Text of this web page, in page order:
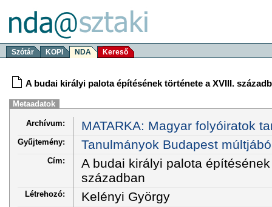
Szótár KOPI NDA Kereső
A budai királyi palota építésének története a XVIII.
Metaadatok
Archívum: MATARKA: Magyar folyóiratok
Gyűjtemény: Tanulmányok Budapest
Cím:
A budai királyi palota
században
Létrehozó: Kelényi György